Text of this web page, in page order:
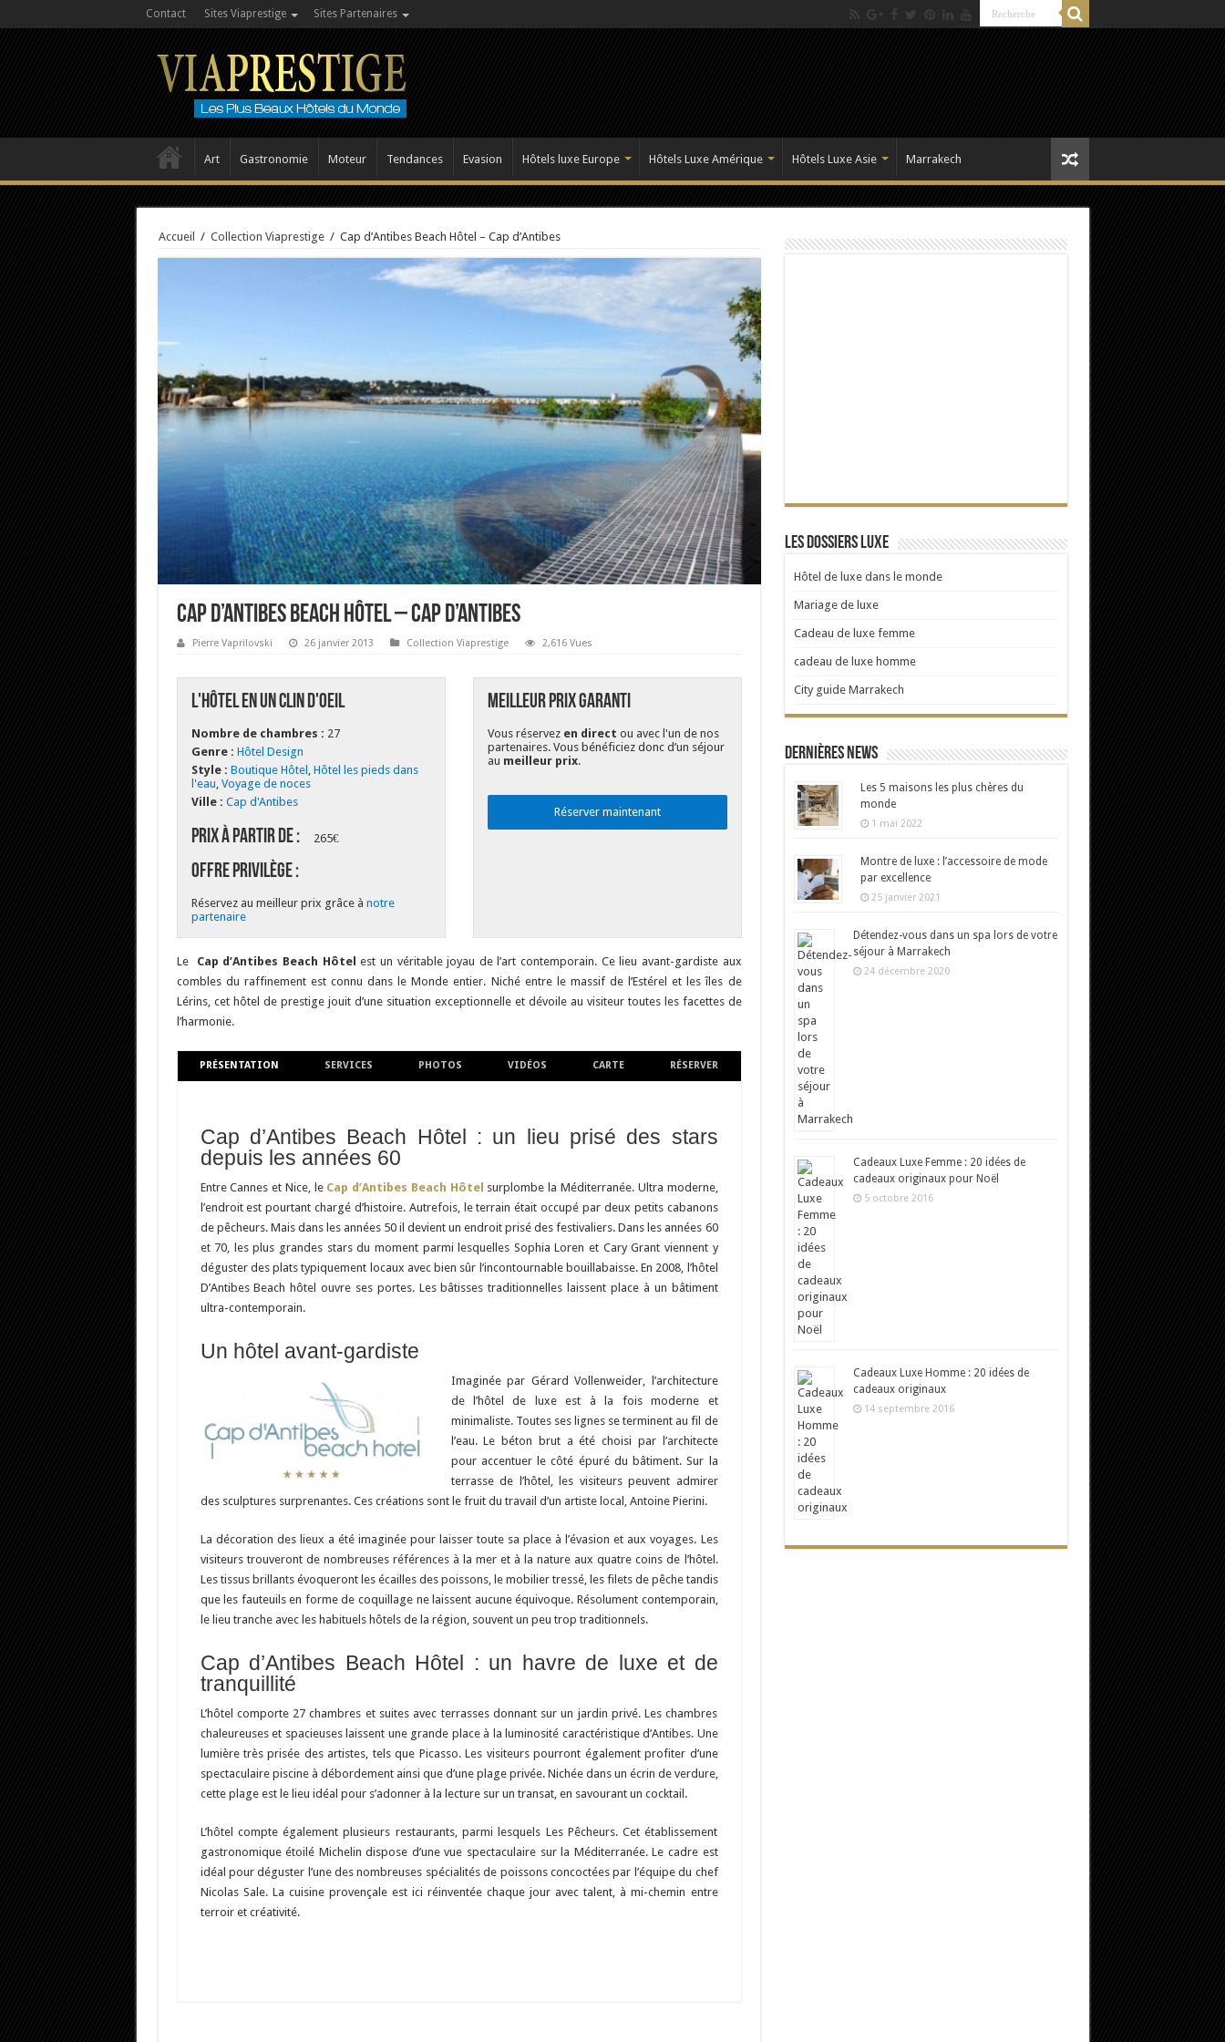
Contact Sites Viaprestige Sites Partenaires
Art Gastronomie Moteur Tendances Evasion Hôtels luxe Europe Hôtels Luxe Amérique Hôtels Luxe Asie Marrakech
Accueil / Collection Viaprestige / Cap d’Antibes Beach Hôtel – Cap d’Antibes
Cap d’Antibes Beach Hôtel – Cap d’Antibes
Pierre Vaprilovski 26 janvier 2013 Collection Viaprestige 2,616 Vues
L'hôtel en un clin d'oeil
Nombre de chambres : 27
Genre : Hôtel Design
Style : Boutique Hôtel , Hôtel les pieds dans
l'eau, Voyage de noces
Ville : Cap d'Antibes
Prix à partir de : 265€
Offre Privilège :
Réservez au meilleur prix grâce à notre
partenaire
Meilleur Prix Garanti
Vous réservez en direct ou avec l'un de nos
partenaires. Vous bénéficiez donc d’un séjour
au meilleur prix.
Réserver maintenant
Le Cap d’Antibes Beach Hôtel est un véritable joyau de l’art contemporain. Ce lieu avant-gardiste aux
combles du raffinement est connu dans le Monde entier. Niché entre le massif de l’Estérel et les îles de
Lérins, cet hôtel de prestige jouit d’une situation exceptionnelle et dévoile au visiteur toutes les facettes de
l’harmonie.
PRÉSENTATION SERVICES PHOTOS VIDÉOS CARTE RÉSERVER
Cap d’Antibes Beach Hôtel : un lieu prisé des stars
depuis les années 60
Entre Cannes et Nice, le Cap d’Antibes Beach Hôtel surplombe la Méditerranée. Ultra moderne,
l’endroit est pourtant chargé d’histoire. Autrefois, le terrain était occupé par deux petits cabanons
de pêcheurs. Mais dans les années 50 il devient un endroit prisé des festivaliers. Dans les années 60
et 70, les plus grandes stars du moment parmi lesquelles Sophia Loren et Cary Grant viennent y
déguster des plats typiquement locaux avec bien sûr l’incontournable bouillabaisse. En 2008, l’hôtel
D’Antibes Beach hôtel ouvre ses portes. Les bâtisses traditionnelles laissent place à un bâtiment
ultra-contemporain.
Un hôtel avant-gardiste
Imaginée par Gérard Vollenweider, l’architecture
de l’hôtel de luxe est à la fois moderne et
minimaliste. Toutes ses lignes se terminent au fil de
l’eau. Le béton brut a été choisi par l’architecte
pour accentuer le côté épuré du bâtiment. Sur la
terrasse de l’hôtel, les visiteurs peuvent admirer
des sculptures surprenantes. Ces créations sont le fruit du travail d’un artiste local, Antoine Pierini.
La décoration des lieux a été imaginée pour laisser toute sa place à l’évasion et aux voyages. Les
visiteurs trouveront de nombreuses références à la mer et à la nature aux quatre coins de l’hôtel.
Les tissus brillants évoqueront les écailles des poissons, le mobilier tressé, les filets de pêche tandis
que les fauteuils en forme de coquillage ne laissent aucune équivoque. Résolument contemporain,
le lieu tranche avec les habituels hôtels de la région, souvent un peu trop traditionnels.
Cap d’Antibes Beach Hôtel : un havre de luxe et de
tranquillité
L’hôtel comporte 27 chambres et suites avec terrasses donnant sur un jardin privé. Les chambres
chaleureuses et spacieuses laissent une grande place à la luminosité caractéristique d’Antibes. Une
lumière très prisée des artistes, tels que Picasso. Les visiteurs pourront également profiter d’une
spectaculaire piscine à débordement ainsi que d’une plage privée. Nichée dans un écrin de verdure,
cette plage est le lieu idéal pour s’adonner à la lecture sur un transat, en savourant un cocktail.
L’hôtel compte également plusieurs restaurants, parmi lesquels Les Pêcheurs. Cet établissement
gastronomique étoilé Michelin dispose d’une vue spectaculaire sur la Méditerranée. Le cadre est
idéal pour déguster l’une des nombreuses spécialités de poissons concoctées par l’équipe du chef
Nicolas Sale. La cuisine provençale est ici réinventée chaque jour avec talent, à mi-chemin entre
terroir et créativité.
Les dossiers Luxe
Hôtel de luxe dans le monde
Mariage de luxe
Cadeau de luxe femme
cadeau de luxe homme
City guide Marrakech
Dernières news
Les 5 maisons les plus chères du
monde
1 mai 2022
Montre de luxe : l’accessoire de mode
par excellence
25 janvier 2021
Détendez-vous dans un spa lors de votre
séjour à Marrakech
24 décembre 2020
Cadeaux Luxe Femme : 20 idées de
cadeaux originaux pour Noël
5 octobre 2016
Cadeaux Luxe Homme : 20 idées de
cadeaux originaux
14 septembre 2016